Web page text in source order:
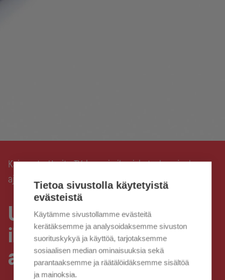
Kaisanet ›Useita TV-kanavia ilmaiskatseluun joulun
ajalle
Useita TV-kanavia
ilmaiskatseluun joulun
ajalle
Tietoa sivustolla käytetyistä
evästeistä
Käytämme sivustollamme evästeitä
kerätäksemme ja analysoidaksemme sivuston
suorituskykyä ja käyttöä, tarjotaksemme
sosiaalisen median ominaisuuksia sekä
parantaaksemme ja räätälöidäksemme sisältöä
ja mainoksia.